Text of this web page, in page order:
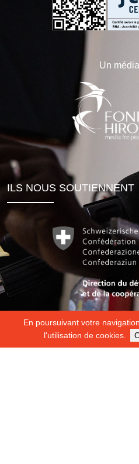
En poursuivant votre
l'utilisation de cookies.
Un
ILS NOUS SOUTIENNENT